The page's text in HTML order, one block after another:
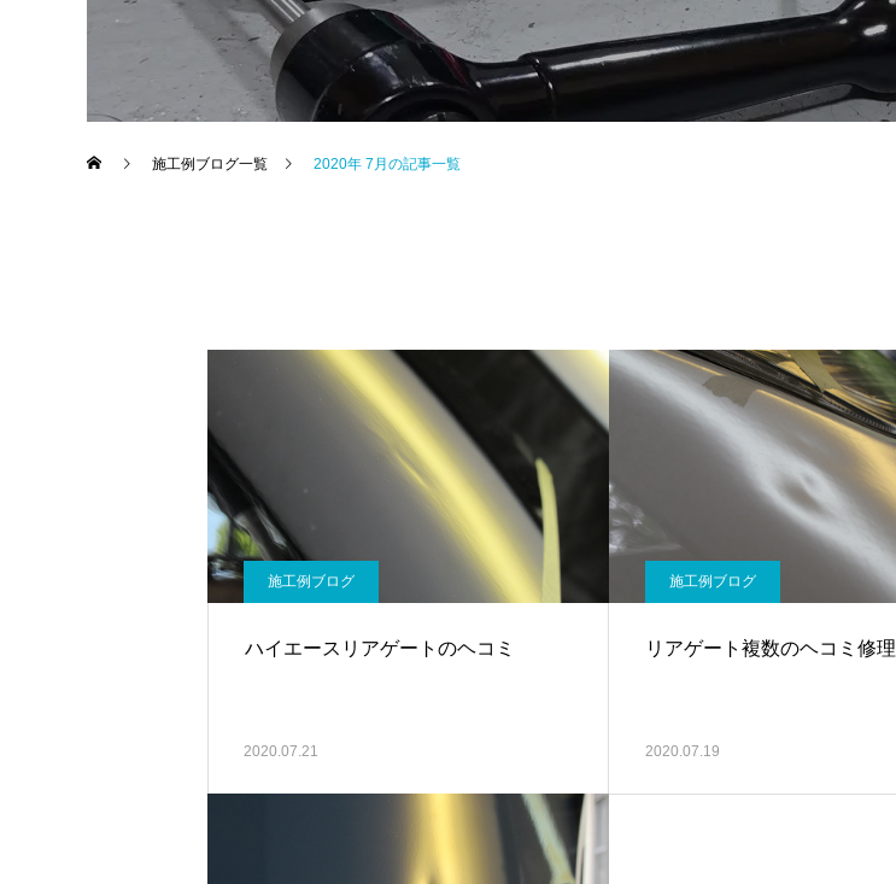
施工例ブログ一覧 2020年 7月の記事一覧
施工例ブログ
ハイエースリアゲートのヘコミ
2020.07.21
施工例ブログ
リアゲート複数のヘコミ修理
2020.07.19